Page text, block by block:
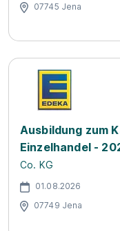
07745 Jena
Ausbildung zum
Einzelhandel -
Co. KG
01.08.2026
07749 Jena